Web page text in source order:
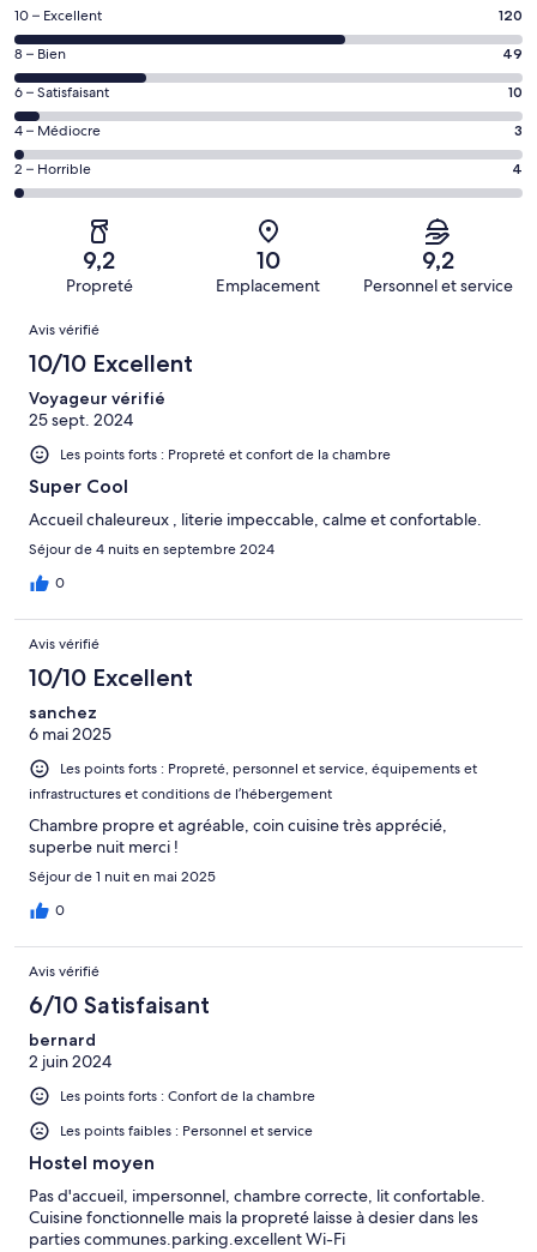
Note
des
voyageurs
de 10
(Excellent),
d’après 120 avis
sur 186.
10 – Excellent 120
Note
des
voyageurs
de 8
(Bien),
d’après 49 avis
8 – Bien 49
Note
des
voyageurs
de 6
(Satisfaisant),
d’après 10 avis
6 – Satisfaisant 10
Note
des
voyageurs
(Médiocre),
d’après 3 avis
sur 186.
4 – Médiocre 3
Note
des
voyageurs
(Horrible),
d’après 4 avis
sur 186.
2 – Horrible 4
9,2
Propreté
10
Emplacement
9,2
Personnel et service
Avis
Avis vérifié
10/10 Excellent
Voyageur vérifié
25 sept. 2024
Les points forts : Propreté et confort de la chambre
Super Cool
Accueil chaleureux , literie impeccable, calme et confortable.
Séjour de 4 nuits en septembre 2024
0
Avis vérifié
10/10 Excellent
sanchez
6 mai 2025
Les points forts : Propreté, personnel et service, équipements et
infrastructures et conditions de l’hébergement
Chambre propre et agréable, coin cuisine très apprécié,
superbe nuit merci !
Séjour de 1 nuit en mai 2025
0
Avis vérifié
6/10 Satisfaisant
bernard
2 juin 2024
Les points forts : Confort de la chambre
Les points faibles : Personnel et service
Hostel moyen
Pas d'accueil, impersonnel, chambre correcte, lit confortable.
Cuisine fonctionnelle mais la propreté laisse à desier dans les
parties communes.parking.excellent Wi-Fi